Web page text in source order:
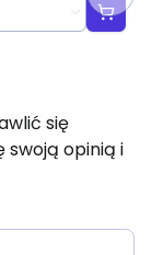
się
swoją opinią i